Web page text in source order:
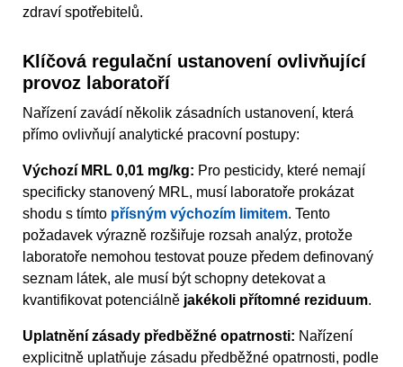
zdraví spotřebitelů.
Klíčová regulační ustanovení ovlivňující
provoz laboratoří
Nařízení zavádí několik zásadních ustanovení, která
přímo ovlivňují analytické pracovní postupy:
Výchozí MRL 0,01 mg/kg: Pro pesticidy, které nemají
specificky stanovený MRL, musí laboratoře prokázat
shodu s tímto přísným výchozím limitem. Tento
požadavek výrazně rozšiřuje rozsah analýz, protože
laboratoře nemohou testovat pouze předem definovaný
seznam látek, ale musí být schopny detekovat a
kvantifikovat potenciálně jakékoli přítomné reziduum.
Uplatnění zásady předběžné opatrnosti: Nařízení
explicitně uplatňuje zásadu předběžné opatrnosti, podle